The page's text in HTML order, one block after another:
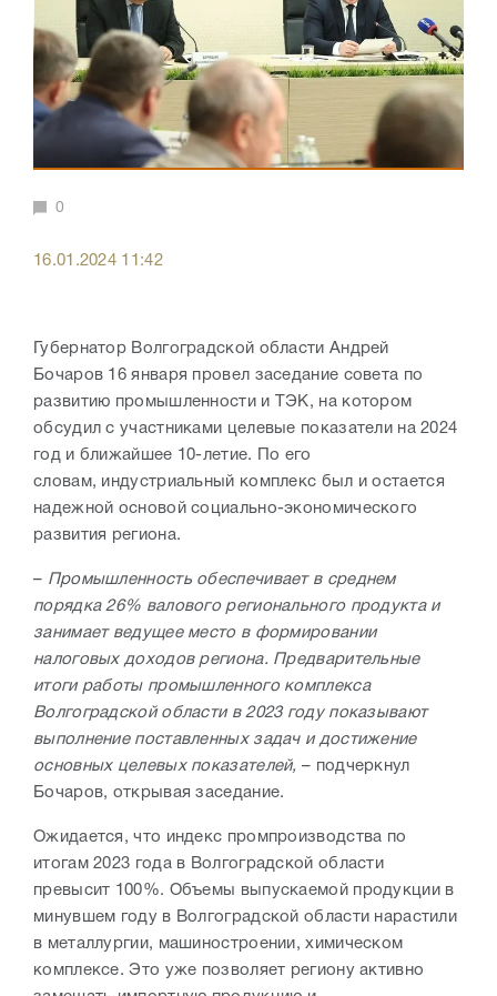
0
16.01.2024 11:42
Губернатор Волгоградской области Андрей
Бочаров 16 января провел заседание совета по
развитию промышленности и ТЭК, на котором
обсудил с участниками целевые показатели на 2024
год и ближайшее 10-летие. По его
словам, индустриальный комплекс был и остается
надежной основой социально-экономического
развития региона.
– Промышленность обеспечивает в среднем
порядка 26% валового регионального продукта и
занимает ведущее место в формировании
налоговых доходов региона. Предварительные
итоги работы промышленного комплекса
Волгоградской области в 2023 году показывают
выполнение поставленных задач и достижение
основных целевых показателей, – подчеркнул
Бочаров, открывая заседание.
Ожидается, что индекс промпроизводства по
итогам 2023 года в Волгоградской области
превысит 100%. Объемы выпускаемой продукции в
минувшем году в Волгоградской области нарастили
в металлургии, машиностроении, химическом
комплексе. Это уже позволяет региону активно